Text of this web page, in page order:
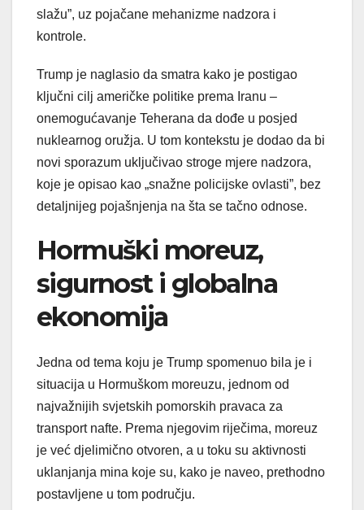
slažu”, uz pojačane mehanizme nadzora i
kontrole.
Trump je naglasio da smatra kako je postigao
ključni cilj američke politike prema Iranu –
onemogućavanje Teherana da dođe u posjed
nuklearnog oružja. U tom kontekstu je dodao da bi
novi sporazum uključivao stroge mjere nadzora,
koje je opisao kao „snažne policijske ovlasti”, bez
detaljnijeg pojašnjenja na šta se tačno odnose.
Hormuški moreuz,
sigurnost i globalna
ekonomija
Jedna od tema koju je Trump spomenuo bila je i
situacija u Hormuškom moreuzu, jednom od
najvažnijih svjetskih pomorskih pravaca za
transport nafte. Prema njegovim riječima, moreuz
je već djelimično otvoren, a u toku su aktivnosti
uklanjanja mina koje su, kako je naveo, prethodno
postavljene u tom području.